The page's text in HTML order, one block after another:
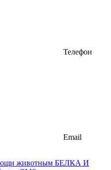
Телефон
Email
животным БЕЛКА И